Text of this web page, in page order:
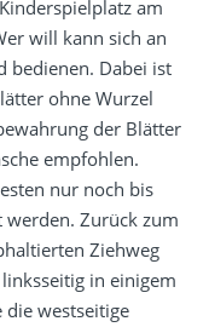
am
will kann sich an
bedienen. Dabei ist
ohne Wurzel
der Blätter
empfohlen.
nur noch bis
werden. Zurück zum
Ziehweg
in einigem
die westseitige